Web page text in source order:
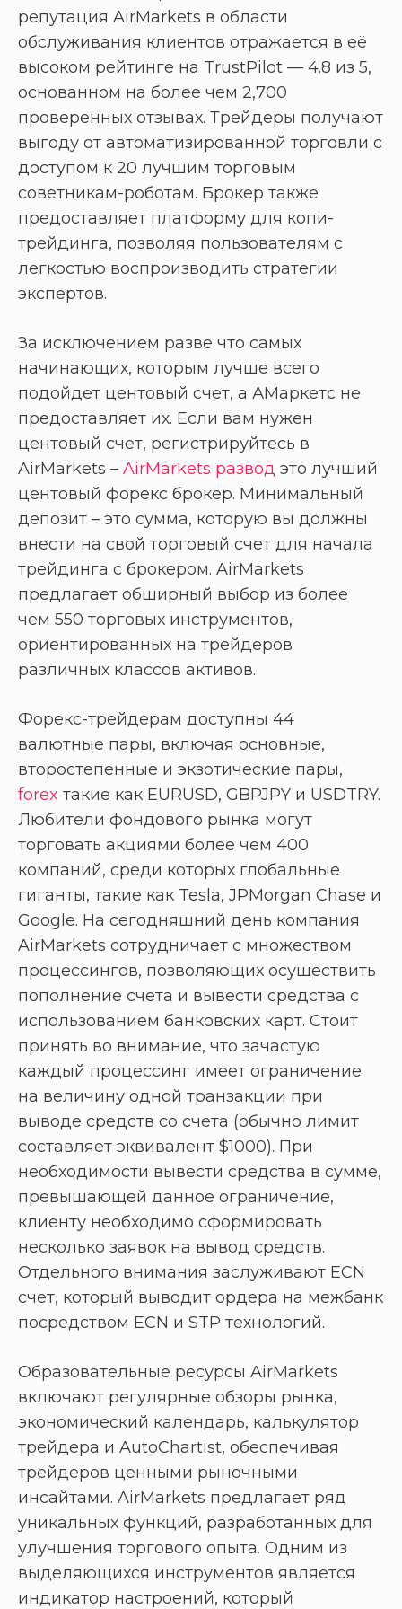
репутация AirMarkets в области
обслуживания клиентов отражается в её
высоком рейтинге на TrustPilot — 4.8 из 5,
основанном на более чем 2,700
проверенных отзывах. Трейдеры получают
выгоду от автоматизированной торговли с
доступом к 20 лучшим торговым
советникам-роботам. Брокер также
предоставляет платформу для копи-
трейдинга, позволяя пользователям с
легкостью воспроизводить стратегии
экспертов.
За исключением разве что самых
начинающих, которым лучше всего
подойдет центовый счет, а АМаркетс не
предоставляет их. Если вам нужен
центовый счет, регистрируйтесь в
AirMarkets – AirMarkets развод это лучший
центовый форекс брокер. Минимальный
депозит – это сумма, которую вы должны
внести на свой торговый счет для начала
трейдинга с брокером. AirMarkets
предлагает обширный выбор из более
чем 550 торговых инструментов,
ориентированных на трейдеров
различных классов активов.
Форекс-трейдерам доступны 44
валютные пары, включая основные,
второстепенные и экзотические пары,
forex такие как EURUSD, GBPJPY и USDTRY.
Любители фондового рынка могут
торговать акциями более чем 400
компаний, среди которых глобальные
гиганты, такие как Tesla, JPMorgan Chase и
Google. На сегодняшний день компания
AirMarkets сотрудничает с множеством
процессингов, позволяющих осуществить
пополнение счета и вывести средства с
использованием банковских карт. Стоит
принять во внимание, что зачастую
каждый процессинг имеет ограничение
на величину одной транзакции при
выводе средств со счета (обычно лимит
составляет эквивалент $1000). При
необходимости вывести средства в сумме,
превышающей данное ограничение,
клиенту необходимо сформировать
несколько заявок на вывод средств.
Отдельного внимания заслуживают ECN
счет, который выводит ордера на межбанк
посредством ECN и STP технологий.
Образовательные ресурсы AirMarkets
включают регулярные обзоры рынка,
экономический календарь, калькулятор
трейдера и AutoChartist, обеспечивая
трейдеров ценными рыночными
инсайтами. AirMarkets предлагает ряд
уникальных функций, разработанных для
улучшения торгового опыта. Одним из
выделяющихся инструментов является
индикатор настроений, который